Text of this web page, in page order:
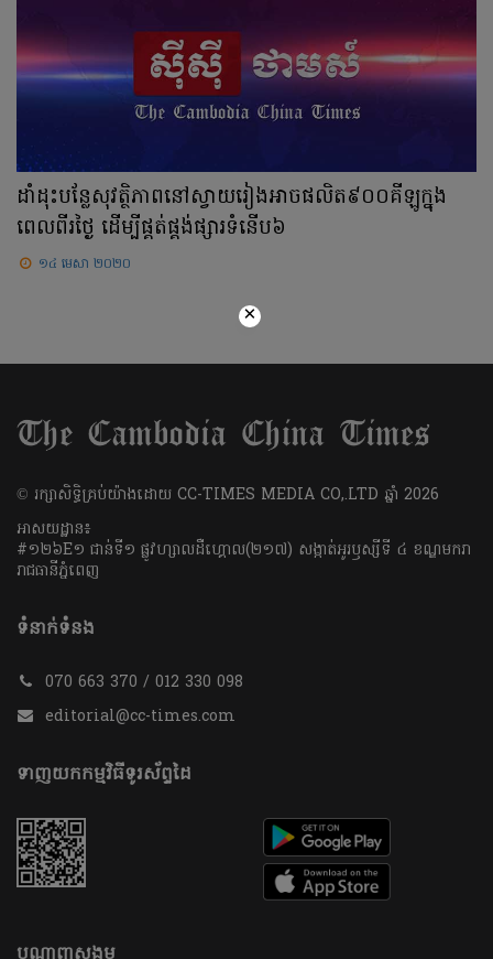
ដាំដុះបន្លែសុវត្ថិភាពនៅស្វាយរៀងអាចផលិត៩០០គីឡូក្នុង
ពេលពីរថ្ងៃ ដើម្បីផ្គត់ផ្គង់ផ្សារទំនើប៦
១៤ មេសា ២០២០
×
​© រក្សា​សិទ្ធិ​គ្រប់​យ៉ាង​ដោយ​ CC-TIMES MEDIA CO,.LTD ឆ្នាំ​ 2026
អាសយដ្ឋាន៖
#១២៦E១ ជាន់ទី១ ផ្លូវហ្សាលដឺហ្គោល(២១៧) សង្កាត់អូរឫស្សីទី ៤ ខណ្ឌមករា
រាជធានីភ្នំពេញ
ទំនាក់ទំនង
070 663 370 / 012 330 098
editorial@cc-times.com
ទាញយកកម្មវិធីទូរស័ព្ទដៃ